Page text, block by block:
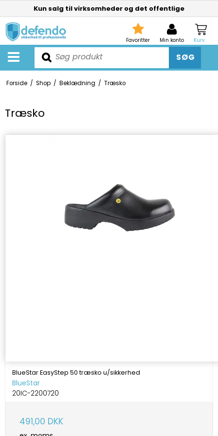
Kun salg til virksomheder og det offentlige
Favoritter Min konto Kurv
SØG
Forside / Shop / Beklædning / Træsko
Træsko
BlueStar EasyStep 50 træsko u/sikkerhed
BlueStar
20IC-2200720
491,00 DKK